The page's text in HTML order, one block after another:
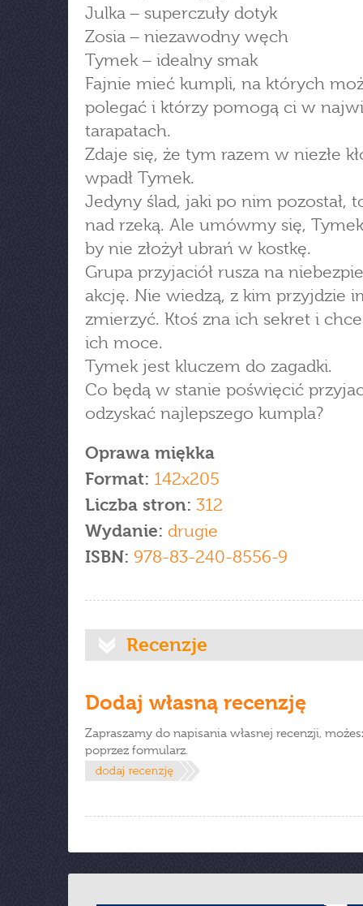
Julka ‒ superczuły dotyk
Zosia ‒ niezawodny węch
Tymek ‒ idealny smak
Fajnie mieć kumpli, na których
polegać i którzy pomogą ci w
tarapatach.
Zdaje się, że tym razem w niezłe
wpadł Tymek.
Jedyny ślad, jaki po nim pozostał,
nad rzeką. Ale umówmy się,
by nie złożył ubrań w kostkę.
Grupa przyjaciół rusza na
akcję. Nie wiedzą, z kim przyjdzie
zmierzyć. Ktoś zna ich sekret i
ich moce.
Tymek jest kluczem do zagadki.
Co będą w stanie poświęcić
odzyskać najlepszego kumpla?
Oprawa miękka
Format: 142x205
Liczba stron: 312
Wydanie: drugie
ISBN: 978-83-240-8556-9
Recenzje
Dodaj własną recenzję
Zapraszamy do napisania własnej recenzji,
poprzez formularz.